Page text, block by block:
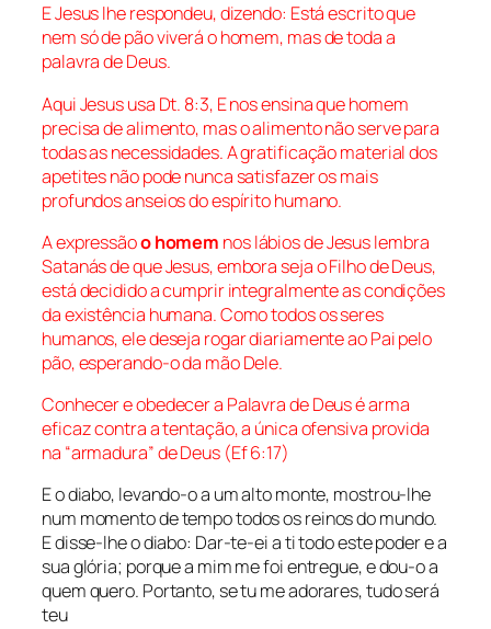
E Jesus lhe respondeu, dizendo: Está escrito que
nem só de pão viverá o homem, mas de toda a
palavra de Deus.
Aqui Jesus usa Dt. 8:3, E nos ensina quehomem
precisa dealimento, maso alimentonão serve para
todas as necessidades. A gratificação material dos
apetites não pode nunca satisfazer os mais
profundos anseios do espírito humano.
A expressãoo homem nos lábios de Jesus lembra
Satanás de que Jesus, embora seja o Filho de Deus,
está decidido a cumprir integralmente as condições
da existência humana. Como todos os seres
humanos, ele deseja rogar diariamente ao Pai pelo
pão, esperando-o da mão Dele.
Conhecer e obedecer a Palavra de Deus é arma
eficaz contra a tentação, a única ofensiva provida
na “armadura” de Deus (Ef6:17)
E o diabo, levando-o a um alto monte, mostrou-lhe
num momento de tempo todos os reinos do mundo.
E disse-lhe o diabo: Dar-te-ei a ti todo este poder e a
sua glória; porque a mim me foi entregue, e dou-o a
quem quero. Portanto, se tu me adorares, tudo será
teu